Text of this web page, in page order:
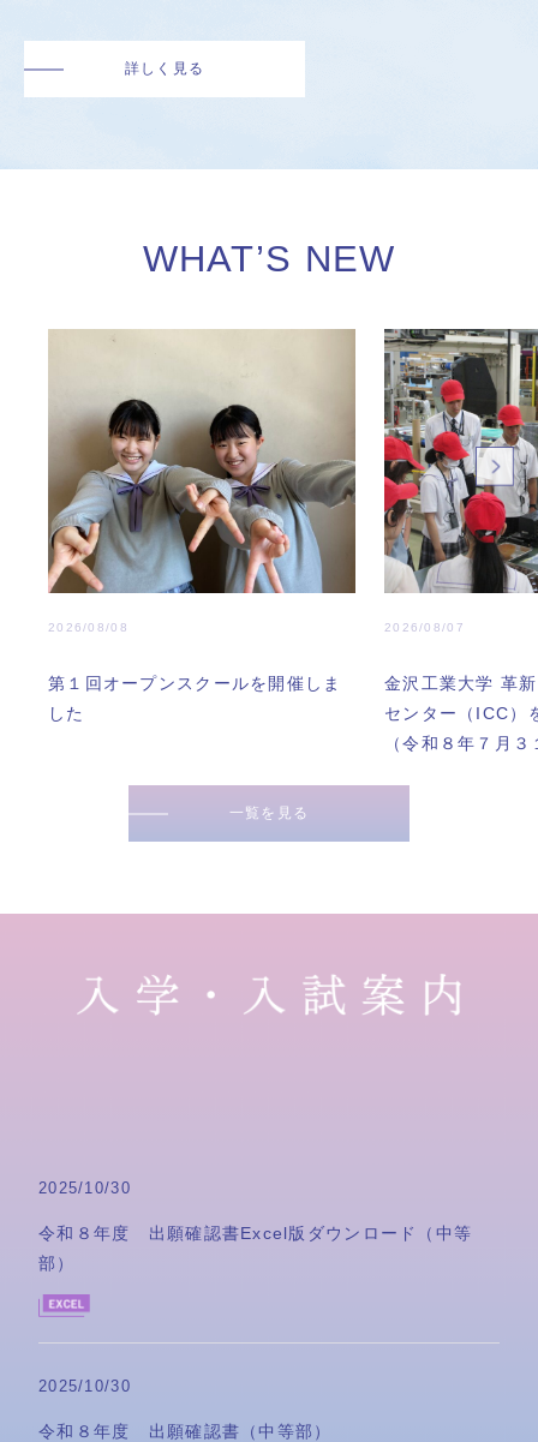
詳しく見る
WHAT’S NEW
2026/08/08
第１回オープンスクールを開催しま
した
2026/08/07
金沢工業大学 革
センター（ICC）
（令和８年７月３
一覧を見る
2025/10/30
令和８年度 出願確認書Excel版ダウンロード（中等
部）
2025/10/30
令和８年度 出願確認書（中等部）